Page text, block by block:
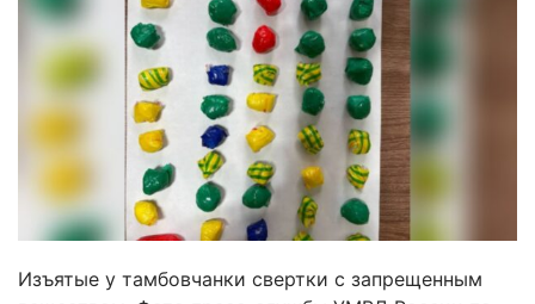
Изъятые у тамбовчанки свертки с запрещенным